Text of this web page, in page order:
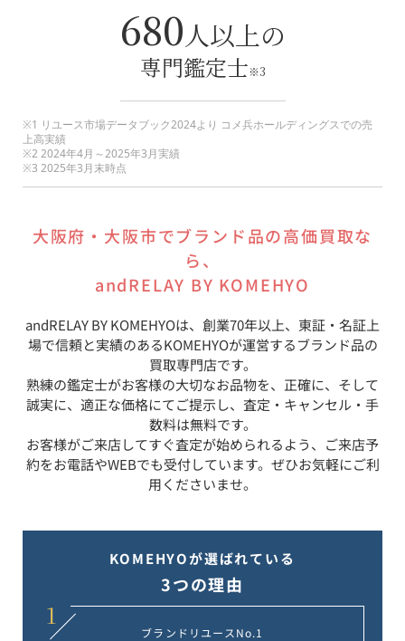
680人以上の
専門鑑定士※3
※1 リユース市場データブック2024より コメ兵ホールディングスでの売
上高実績
※2 2024年4月～2025年3月実績
※3 2025年3月末時点
大阪府 ・ 大阪市でブランド品の高価買取な
ら、
andRELAY BY KOMEHYO
andRELAY BY KOMEHYOは、創業70年以上、東証・名証上
場で信頼と実績のあるKOMEHYOが運営するブランド品の
買取専門店です。
熟練の鑑定士がお客様の大切なお品物を、正確に、そして
誠実に、適正な価格にてご提示し、査定・キャンセル・手
数料は無料です。
お客様がご来店してすぐ査定が始められるよう、ご来店予
約をお電話やWEBでも受付しています。ぜひお気軽にご利
用くださいませ。
KOMEHYOが選ばれている
3つの理由
1
ブランドリユース No.1